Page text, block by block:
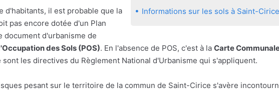
Informations sur les sols à Saint-Cirice
d'habitants, il est probable que la
pas encore dotée d'un Plan
document d'urbanisme de
des Sols (POS). En l'absence de POS, c'est à la Carte
les directives du Règlement National d'Urbanisme qui s'appliquent.
pesant sur le territoire de la commun de Saint-Cirice s'avère